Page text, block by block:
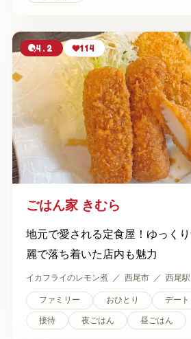
4.2 114
ごはん家 きむら
地元で愛される定食屋！ゆっく
麗で落ち着いた店内も魅力
イカフライのレモン煮 西尾市 西尾駅
ファミリー おひとり デート
接待 夜ごはん 昼ごはん